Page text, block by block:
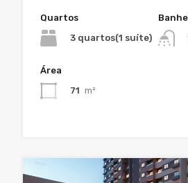
Quartos
3 quartos(1 suíte)
Área
71 m²